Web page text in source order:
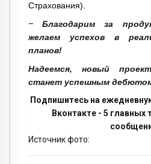
Страхования).
–Благодарим за
желаем успехов в
планов!
Надеемся, новый
станет успешным
Подпишитесь на
Вконтакте - 5
Источник фото: